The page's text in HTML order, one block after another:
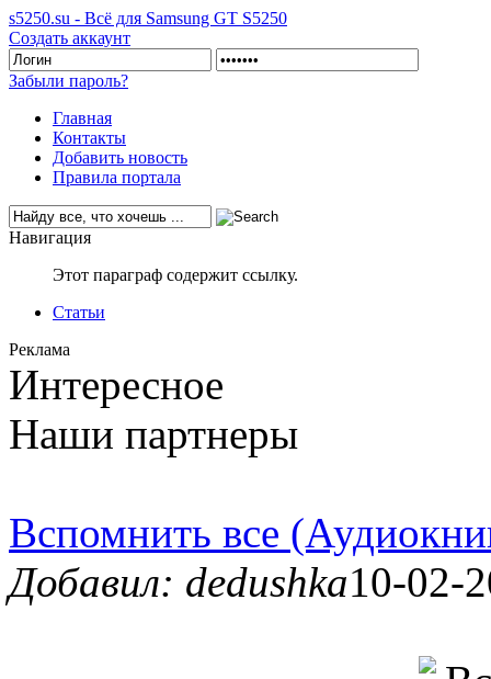
s5250.su - Всё для Samsung GT S5250
Создать аккаунт
Забыли пароль?
Главная
Контакты
Добавить новость
Правила портала
Навигация
Этот параграф содержит ссылку.
Статьи
Реклама
Интересное
Наши партнеры
Вспомнить все
Добавил: dedushka10-02-